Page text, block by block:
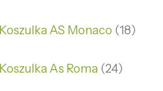
Koszulka AS Monaco 18
Koszulka As Roma 24